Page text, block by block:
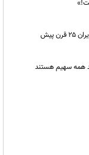
همه سهیم هستند